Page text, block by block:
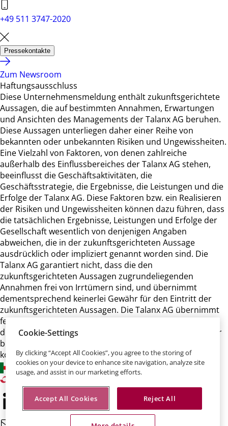
+49 511 3747-2020
Pressekontakte
Zum Newsroom
Haftungsausschluss
Diese Unternehmensmeldung enthält zukunftsgerichtete
Aussagen, die auf bestimmten Annahmen, Erwartungen
und Ansichten des Managements der Talanx AG beruhen.
Diese Aussagen unterliegen daher einer Reihe von
bekannten oder unbekannten Risiken und Ungewissheiten.
Eine Vielzahl von Faktoren, von denen zahlreiche
außerhalb des Einflussbereiches der Talanx AG stehen,
beeinflusst die Geschäftsaktivitäten, die
Geschäftsstrategie, die Ergebnisse, die Leistungen und die
Erfolge der Talanx AG. Diese Faktoren bzw. ein Realisieren
der Risiken und Ungewissheiten können dazu führen, dass
die tatsächlichen Ergebnisse, Leistungen und Erfolge der
Gesellschaft wesentlich von denjenigen Angaben
abweichen, die in der zukunftsgerichteten Aussage
ausdrücklich oder impliziert genannt worden sind. Die
Talanx AG garantiert nicht, dass die den
zukunftsgerichteten Aussagen zugrundeliegenden
Annahmen frei von Irrtümern sind, und übernimmt
dementsprechend keinerlei Gewähr für den Eintritt der
zukunftsgerichteten Aussagen. Die Talanx AG übernimmt
ferner keine Verpflichtung und beabsichtigt auch nicht,
diese zukunftsgerichteten Aussagen zu aktualisieren oder
bei einer anderen als der erwarteten Entwicklung zu
korrigieren.
Cookie-Settings
By clicking “Accept All Cookies”, you agree to the storing of
cookies on your device to enhance site navigation, analyze site
usage, and assist in our marketing efforts.
Accept All Cookies Reject All